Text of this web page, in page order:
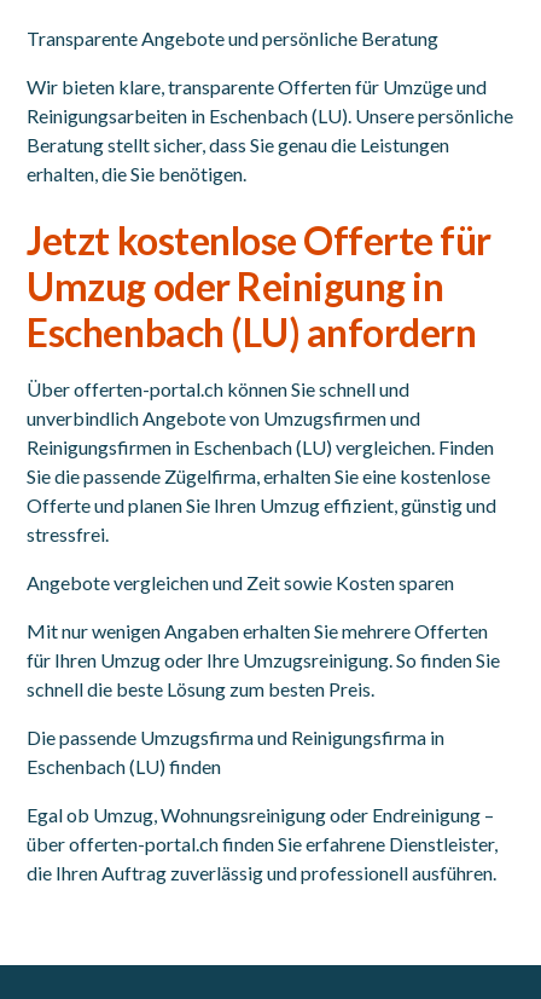
Transparente Angebote und persönliche Beratung
Wir bieten klare, transparente Offerten für Umzüge und
Reinigungsarbeiten in Eschenbach (LU). Unsere persönliche
Beratung stellt sicher, dass Sie genau die Leistungen
erhalten, die Sie benötigen.
Jetzt kostenlose Offerte für
Umzug oder Reinigung in
Eschenbach (LU) anfordern
Über offerten-portal.ch können Sie schnell und
unverbindlich Angebote von Umzugsfirmen und
Reinigungsfirmen in Eschenbach (LU) vergleichen. Finden
Sie die passende Zügelfirma, erhalten Sie eine kostenlose
Offerte und planen Sie Ihren Umzug effizient, günstig und
stressfrei.
Angebote vergleichen und Zeit sowie Kosten sparen
Mit nur wenigen Angaben erhalten Sie mehrere Offerten
für Ihren Umzug oder Ihre Umzugsreinigung. So finden Sie
schnell die beste Lösung zum besten Preis.
Die passende Umzugsfirma und Reinigungsfirma in
Eschenbach (LU) finden
Egal ob Umzug, Wohnungsreinigung oder Endreinigung –
über offerten-portal.ch finden Sie erfahrene Dienstleister,
die Ihren Auftrag zuverlässig und professionell ausführen.